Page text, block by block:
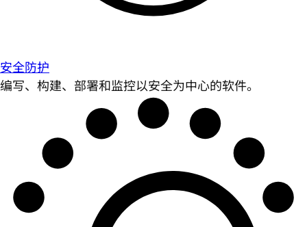
安全防护
编写、构建、部署和监控以安全为中心的软件。